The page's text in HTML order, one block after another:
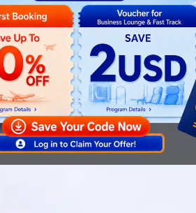
Bay Là Gì?
Delay Máy